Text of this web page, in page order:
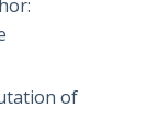
of